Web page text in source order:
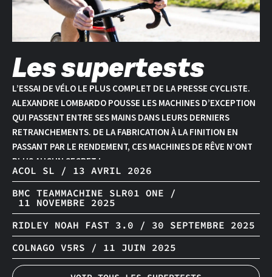
Les supertests
L’ESSAI DE VÉLO LE PLUS COMPLET DE LA PRESSE CYCLISTE.
ALEXANDRE LOMBARDO POUSSE LES MACHINES D’EXCEPTION
QUI PASSENT ENTRE SES MAINS DANS LEURS DERNIERS
RETRANCHEMENTS. DE LA FABRICATION À LA FINITION EN
PASSANT PAR LE RENDEMENT, CES MACHINES DE RÊVE N’ONT
PLUS AUCUN SECRET !
ACOL SL /
13 AVRIL 2026
BMC TEAMMACHINE SLR01 ONE /
11 NOVEMBRE 2025
RIDLEY NOAH FAST 3.0 /
30 SEPTEMBRE 2025
COLNAGO V5RS /
11 JUIN 2025